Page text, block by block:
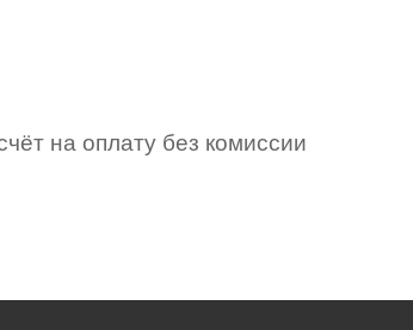
на оплату без комиссии